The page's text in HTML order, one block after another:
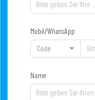
Mobil/WhatsApp
Code
Name